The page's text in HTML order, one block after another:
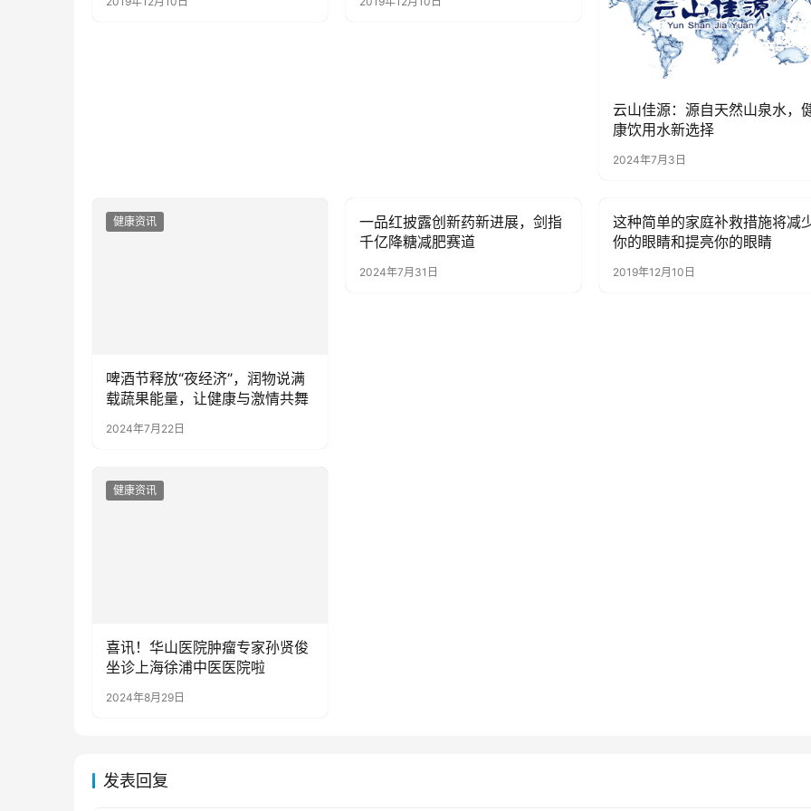
云山佳源：源自天然山泉水，
康饮用水新选择
2024年7月3日
健康资讯
啤酒节释放“夜经济”，润物说满
载蔬果能量，让健康与激情共舞
2024年7月22日
健康资讯
一品红披露创新药新进展，剑指
千亿降糖减肥赛道
2024年7月31日
健康资讯
这种简单的家庭补救措施将减
你的眼睛和提亮你的眼睛
2019年12月10日
健康资讯
喜讯！华山医院肿瘤专家孙贤俊
坐诊上海徐浦中医医院啦
2024年8月29日
发表回复